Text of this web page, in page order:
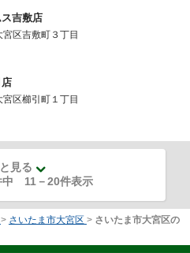
ス吉敷店
区吉敷町３丁目
区櫛引町１丁目
見る
中 11 －20件表示
> さいたま市大宮区 > さいたま市大宮区の